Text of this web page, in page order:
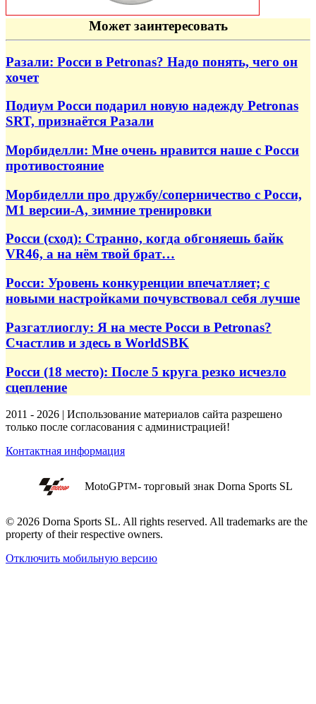
Может заинтересовать
Разали: Росси в Petronas? Надо понять, чего он
хочет
Подиум Росси подарил новую надежду Petronas
SRT, признаётся Разали
Морбиделли: Мне очень нравится наше с Росси
противостояние
Морбиделли про дружбу/соперничество с Росси,
М1 версии-А, зимние тренировки
Росси (сход): Странно, когда обгоняешь байк
VR46, а на нём твой брат…
Росси: Уровень конкуренции впечатляет; с
новыми настройками почувствовал себя лучше
Разгатлиоглу: Я на месте Росси в Petronas?
Счастлив и здесь в WorldSBK
Росси (18 место): После 5 круга резко исчезло
сцепление
2011 - 2026 | Использование материалов сайта разрешено
только после согласования с администрацией!
Контактная информация
MotoGPTM- торговый знак Dorna Sports SL
© 2026 Dorna Sports SL. All rights reserved. All trademarks are the
property of their respective owners.
Отключить мобильную версию